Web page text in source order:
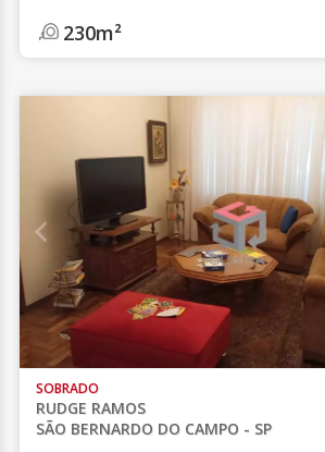
230m²
SOBRADO
RUDGE RAMOS
SÃO BERNARDO DO CAMPO - SP